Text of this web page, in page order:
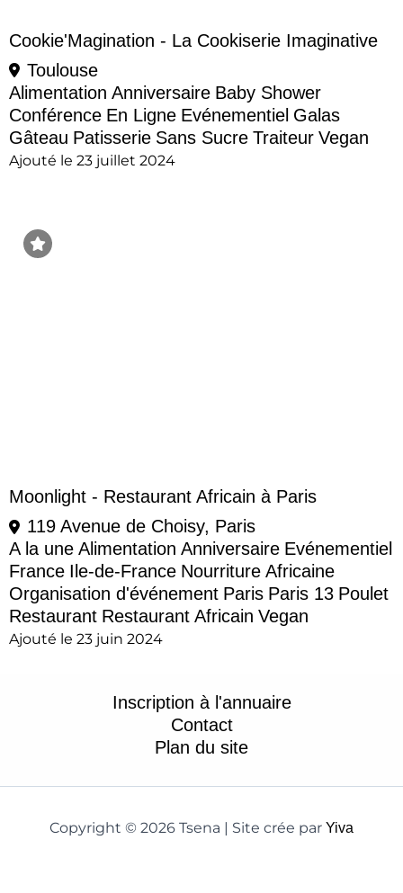
Cookie'Magination - La Cookiserie Imaginative
Toulouse
Alimentation Anniversaire Baby Shower
Conférence En Ligne Evénementiel Galas
Gâteau Patisserie Sans Sucre Traiteur Vegan
Ajouté le 23 juillet 2024
Moonlight - Restaurant Africain à Paris
119 Avenue de Choisy, Paris
A la une Alimentation Anniversaire Evénementiel
France Ile-de-France Nourriture Africaine
Organisation d'événement Paris Paris 13 Poulet
Restaurant Restaurant Africain Vegan
Ajouté le 23 juin 2024
Inscription à l'annuaire
Contact
Plan du site
Copyright © 2026 Tsena | Site crée par Yiva